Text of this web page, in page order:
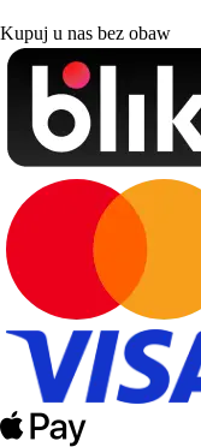
Kupuj u nas bez obaw